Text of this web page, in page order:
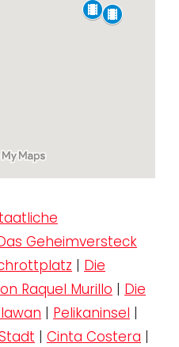
Geheimversteck
| Die
Raquel Murillo | Die
| Pelikaninsel |
| Cinta Costera |